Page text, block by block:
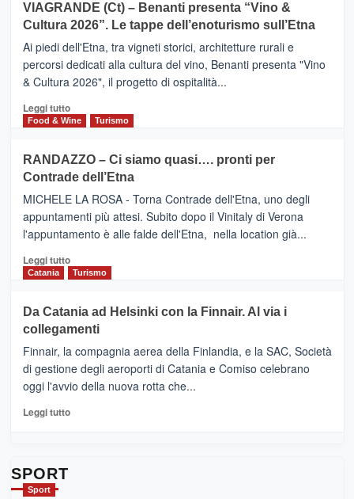
Anche
la
Alcantara
nei
primi
nella
classifica
IL
SAN
DOMENICO
PALACE
TAORMINA,
UN
HOTEL
FOUR
IL
NUOVO
SUMMER
CLUB
VIAGRANDE (Ct) – Benanti presenta “Vino &
Cultura 2026”. Le tappe dell’enoturismo sull’Etna
Ai piedi dell'Etna, tra vigneti storici, architetture rurali e
percorsi dedicati alla cultura del vino, Benanti presenta "Vino
& Cultura 2026", il progetto di ospitalità...
Leggi tuttoLeggi
di
VIAGRANDE
(Ct)
–
Benanti
presenta
“Vino
&
Cultura
tappe
dell’enoturismo
Food & Wine Turismo
RANDAZZO – Ci siamo quasi…. pronti per
Contrade dell’Etna
MICHELE LA ROSA - Torna Contrade dell'Etna, uno degli
appuntamenti più attesi. Subito dopo il Vinitaly di Verona
l'appuntamento è alle falde dell'Etna, nella location già...
Leggi tuttoLeggi
di
RANDAZZO
–
Ci
siamo
quasi….
pronti
per
Catania Turismo
Da Catania ad Helsinki con la Finnair. Al via i
collegamenti
Finnair, la compagnia aerea della Finlandia, e la SAC, Società
di gestione degli aeroporti di Catania e Comiso celebrano
oggi l'avvio della nuova rotta che...
Leggi tuttoLeggi
SPORT
Sport